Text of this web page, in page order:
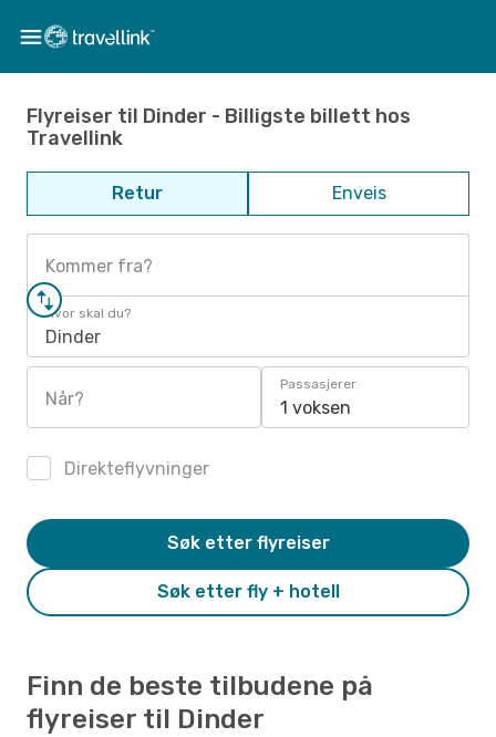
Flyreiser til Dinder - Billigste billett hos
Travellink
Retur Enveis
Kommer fra?
Hvor skal du?
Dinder
Når?
Passasjerer
1 voksen
Direkteflyvninger
Søk etter fly + hotell
Søk etter flyreiser
Finn de beste tilbudene på
flyreiser til Dinder